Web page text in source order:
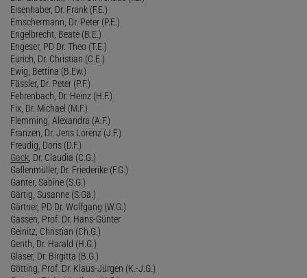
Eisenhaber, Dr. Frank (F.E.)
Emschermann, Dr. Peter (P.E.)
Engelbrecht, Beate (B.E.)
Engeser, PD Dr. Theo (T.E.)
Eurich, Dr. Christian (C.E.)
Ewig, Bettina (B.Ew.)
Fässler, Dr. Peter (P.F.)
Fehrenbach, Dr. Heinz (H.F.)
Fix, Dr. Michael (M.F.)
Flemming, Alexandra (A.F.)
Franzen, Dr. Jens Lorenz (J.F.)
Freudig, Doris (D.F.)
Gack , Dr. Claudia (C.G.)
Gallenmüller, Dr. Friederike (F.G.)
Ganter, Sabine (S.G.)
Gärtig, Susanne (S.Gä.)
Gärtner, PD Dr. Wolfgang (W.G.)
Gassen, Prof. Dr. Hans-Günter
Geinitz, Christian (Ch.G.)
Genth, Dr. Harald (H.G.)
Gläser, Dr. Birgitta (B.G.)
Götting, Prof. Dr. Klaus-Jürgen (K.-J.G.)